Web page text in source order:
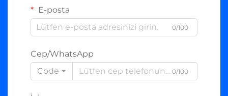
E-posta
0/100
Cep/WhatsApp
Code
0/100